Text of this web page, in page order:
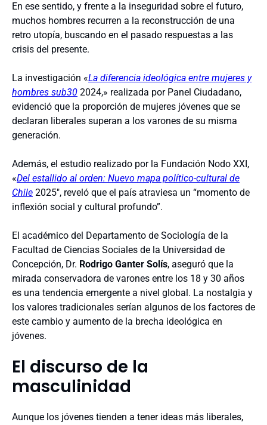
En ese sentido, y frente a la inseguridad sobre el futuro,
muchos hombres recurren a la reconstrucción de una
retro utopía, buscando en el pasado respuestas a las
crisis del presente.
La investigación «La diferencia ideológica entre mujeres y
hombres sub30 2024,» realizada por Panel Ciudadano,
evidenció que la proporción de mujeres jóvenes que se
declaran liberales superan a los varones de su misma
generación.
Además, el estudio realizado por la Fundación Nodo XXI,
«Del estallido al orden: Nuevo mapa político-cultural de
Chile 2025″, reveló que el país atraviesa un “momento de
inflexión social y cultural profundo”.
El académico del Departamento de Sociología de la
Facultad de Ciencias Sociales de la Universidad de
Concepción, Dr. Rodrigo Ganter Solís, aseguró que la
mirada conservadora de varones entre los 18 y 30 años
es una tendencia emergente a nivel global. La nostalgia y
los valores tradicionales serían algunos de los factores de
este cambio y aumento de la brecha ideológica en
jóvenes.
El discurso de la
masculinidad
Aunque los jóvenes tienden a tener ideas más liberales,